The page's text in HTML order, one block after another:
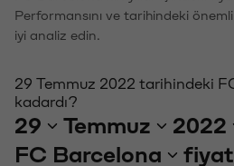
Performansını ve tarihindeki
iyi analiz edin.
29 Temmuz 2022 tarihindeki
kadardı?
29 Temmuz 2022
FC Barcelona